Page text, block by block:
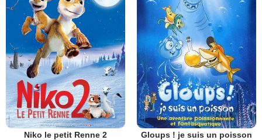
Niko le petit Renne 2 Gloups ! je suis un poisson